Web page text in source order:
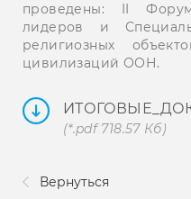
проведены: II
лидеров и
религиозных
цивилизаций ООН.
(*.pdf 718.57 Кб)
Вернуться